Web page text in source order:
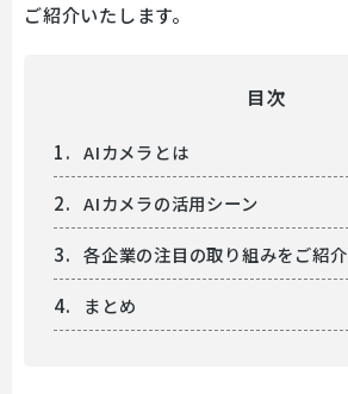
ご紹介いたします。
目次
AIカメラとは
AIカメラの活用シーン
各企業の注目の取り組みをご紹介
まとめ